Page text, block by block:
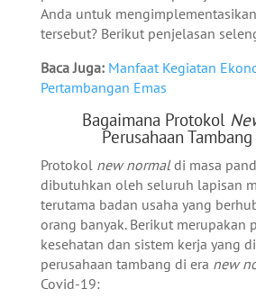
Anda untuk
tersebut? Berikut penjelasan
Baca Juga: Manfaat Kegiatan
Pertambangan Emas
Bagaimana Protokol
Perusahaan Tambang
Protokol new normaldi masa
dibutuhkan oleh seluruh lapisan
terutama badan usaha yang
orang banyak. Berikut merupakan
kesehatan dan sistem kerja yang
perusahaan tambang di era new
Covid-19: